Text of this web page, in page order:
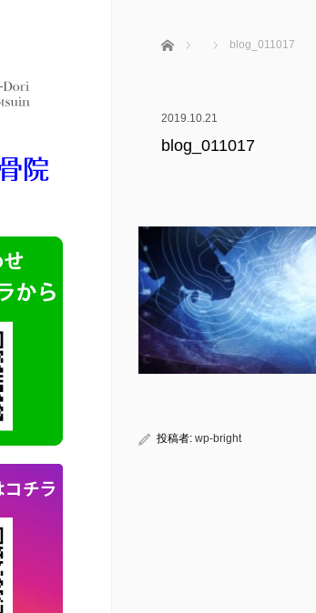
ホーム blog_011017
2019.10.21
blog_011017
投稿者: wp-bright